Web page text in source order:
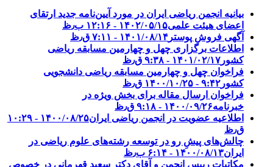
بیانیه انجمن ریاضی ایران در مورد آیین‌نامه جدید ارتقای
اعضای هیئت علمی۱۴۰۲/۰۵/۱۵ - ۱۲:۱۶ ب٫ظ
آگهی فروش پوستر ۱۴۰۱/۰۸/۱۴ - ۷:۱۱ ق٫ظ
اطلاعات برگزاری چهل و چهارمین مسابقه ریاضی
کشور ۱۴۰۱/۰۲/۱۷ - ۹:۳۸ ق٫ظ
فراخوان چهل و چهارمین مسابقه ریاضی دانشجویی
کشور‎‎ ۱۴۰۰/۱۰/۲۵ - ۹:۴۲ ق٫ظ
فراخوان ارسال مقاله برای بخش ویژه در
خبرنامه۱۴۰۰/۰۹/۲۶ - ۹:۱۸ ق٫ظ
اطلاعیه عضویت در انجمن ریاضی ایران
۱۴۰۰/۰۸/۲۵ - ۱۰:۲۹
ق٫ظ
چالش‌های پیشِ رو در توسعه رشته‌های علوم ریاضی در
ایران۱۴۰۰/۰۸/۱۳ - ۶:۱۴ ب٫ظ
مکاتبات رییس انجمن و آقای دکتر سعید قهرمانی در خصوص